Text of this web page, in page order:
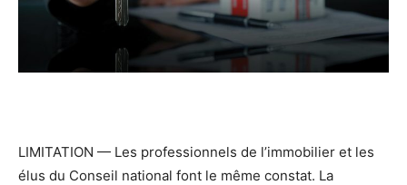
LIMITATION — Les professionnels de l’immobilier et les
élus du Conseil national font le même constat. La